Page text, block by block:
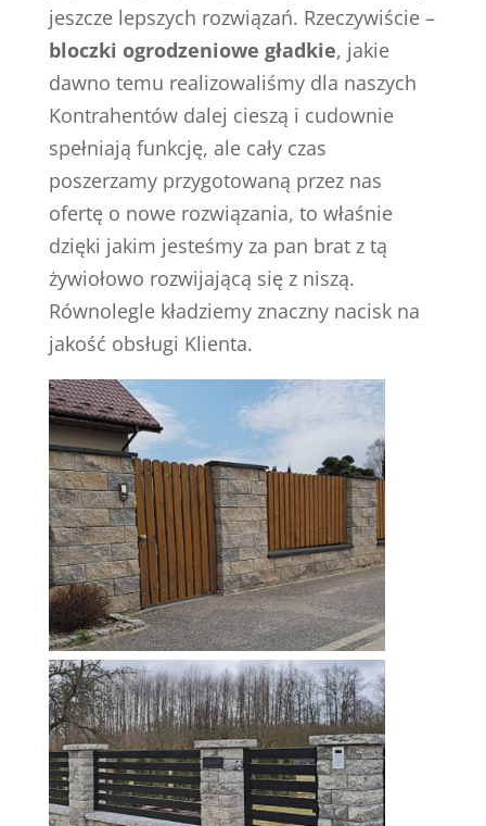
jeszcze lepszych rozwiązań. Rzeczywiście –
bloczki ogrodzeniowe gładkie, jakie
dawno temu realizowaliśmy dla naszych
Kontrahentów dalej cieszą i cudownie
spełniają funkcję, ale cały czas
poszerzamy przygotowaną przez nas
ofertę o nowe rozwiązania, to właśnie
dzięki jakim jesteśmy za pan brat z tą
żywiołowo rozwijającą się z niszą.
Równolegle kładziemy znaczny nacisk na
jakość obsługi Klienta.